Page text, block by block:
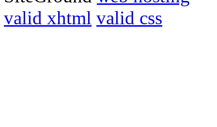
valid xhtml valid css